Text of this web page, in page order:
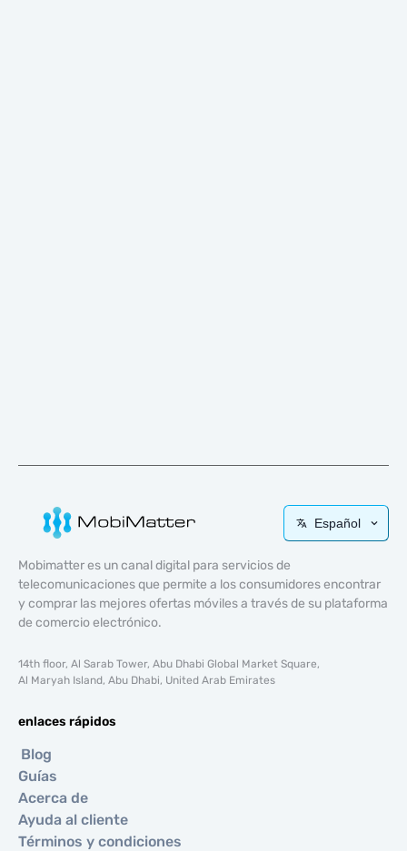
Español
Mobimatter es un canal digital para servicios de
telecomunicaciones que permite a los consumidores encontrar
y comprar las mejores ofertas móviles a través de su plataforma
de comercio electrónico.
14th floor, Al Sarab Tower, Abu Dhabi Global Market Square,
Al Maryah Island, Abu Dhabi, United Arab Emirates
enlaces rápidos
Blog
Guías
Acerca de
Ayuda al cliente
Términos y condiciones